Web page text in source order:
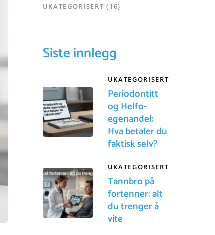
UKATEGORISERT (16)
Siste innlegg
UKATEGORISERT
Periodontitt
og Helfo-
egenandel:
Hva betaler du
faktisk selv?
UKATEGORISERT
Tannbro på
fortenner: alt
du trenger å
vite